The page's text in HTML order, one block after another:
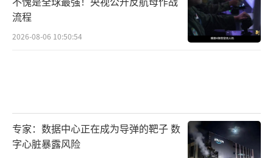
流程
2026-08-06 10:50:54
专家：数据中心正在成为导弹的靶子 数
字心脏暴露风险